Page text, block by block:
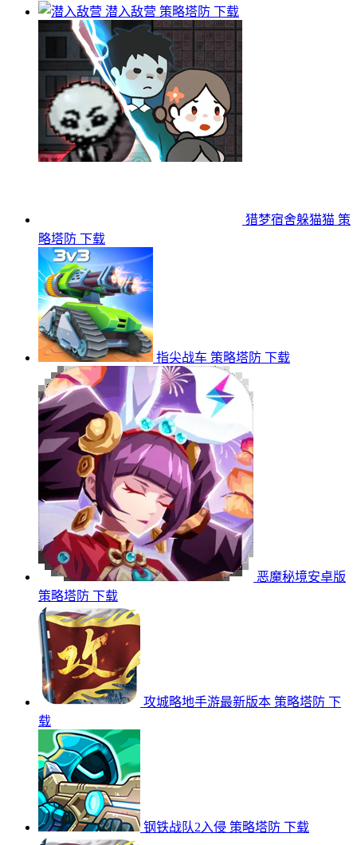
潜入敌营 策略塔防 下载
猎梦宿舍躲猫猫 策
略塔防 下载
指尖战车 策略塔防 下载
恶魔秘境安卓版
策略塔防 下载
攻城略地手游最新版本 策略塔防 下
载
钢铁战队2入侵 策略塔防 下载